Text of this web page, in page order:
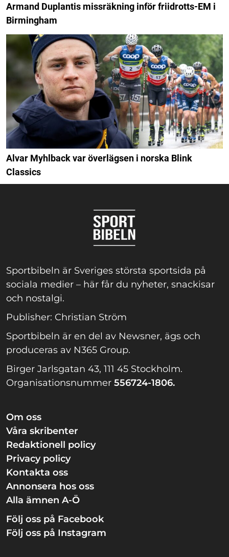
Armand Duplantis missräkning inför friidrotts-EM i
Birmingham
Alvar Myhlback var överlägsen i norska Blink
Classics
Sportbibeln är Sveriges största sportsida på
sociala medier – här får du nyheter, snackisar
och nostalgi.
Publisher: Christian Ström
Sportbibeln är en del av Newsner, ägs och
produceras av N365 Group.
Birger Jarlsgatan 43, 111 45 Stockholm.
Organisationsnummer 556724-1806.
Om oss
Våra skribenter
Redaktionell policy
Privacy policy
Kontakta oss
Annonsera hos oss
Alla ämnen A-Ö
Följ oss på Facebook
Följ oss på Instagram